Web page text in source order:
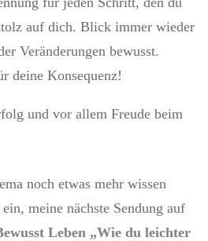
auf dich. Blick immer wieder
Veränderungen bewusst.
deine Konsequenz!
und vor allem Freude beim
noch etwas mehr wissen
meine nächste Sendung auf
Leben „Wie du leichter